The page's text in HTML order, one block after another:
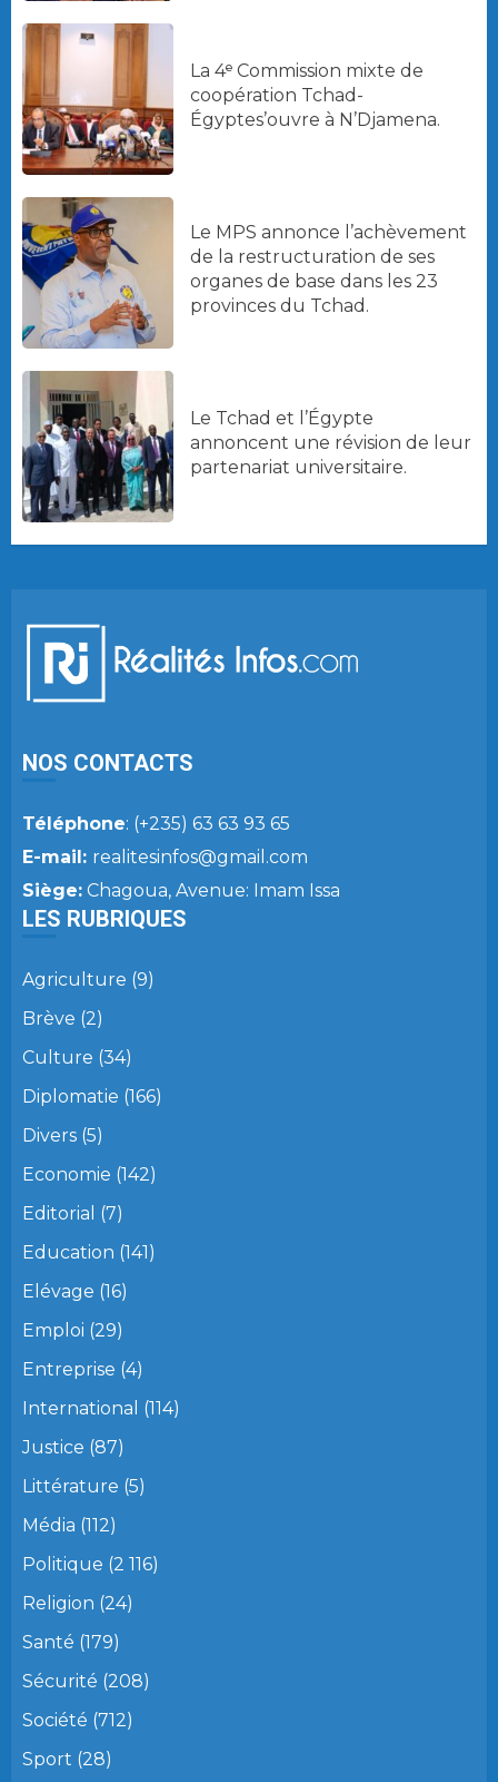
La 4ᵉ Commission mixte de
coopération Tchad-
Égyptes’ouvre à N’Djamena.
Le MPS annonce l’achèvement
de la restructuration de ses
organes de base dans les 23
provinces du Tchad.
Le Tchad et l’Égypte
annoncent une révision de leur
partenariat universitaire.
NOS CONTACTS
Téléphone: (+235) 63 63 93 65
E-mail: realitesinfos@gmail.com
Siège: Chagoua, Avenue: Imam Issa
LES RUBRIQUES
Agriculture (9)
Brève (2)
Culture (34)
Diplomatie (166)
Divers (5)
Economie (142)
Editorial (7)
Education (141)
Elévage (16)
Emploi (29)
Entreprise (4)
International (114)
Justice (87)
Littérature (5)
Média (112)
Politique (2 116)
Religion (24)
Santé (179)
Sécurité (208)
Société (712)
Sport (28)